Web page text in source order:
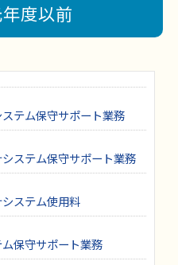
度以前
テム保守サポート業務
ステム保守サポート業務
ステム使用料
保守サポート業務